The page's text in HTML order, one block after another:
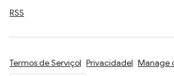
RSS
Termos de Serviço Privacidade Manage